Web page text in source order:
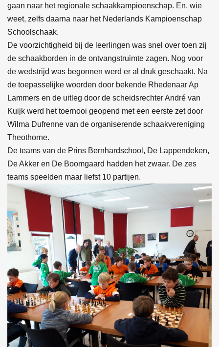
gaan naar het regionale schaakkampioenschap. En, wie
weet, zelfs daarna naar het Nederlands Kampioenschap
Schoolschaak.
De voorzichtigheid bij de leerlingen was snel over toen zij
de schaakborden in de ontvangstruimte zagen. Nog voor
de wedstrijd was begonnen werd er al druk geschaakt. Na
de toepasselijke woorden door bekende Rhedenaar Ap
Lammers en de uitleg door de scheidsrechter André van
Kuijk werd het toernooi geopend met een eerste zet door
Wilma Dufrenne van de organiserende schaakvereniging
Theothorne.
De teams van de Prins Bernhardschool, De Lappendeken,
De Akker en De Boomgaard hadden het zwaar. De zes
teams speelden maar liefst 10 partijen.